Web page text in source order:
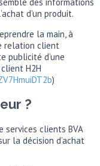
d’un produit.
la main, à
relation client
publicité d’une
H2H
)
?
services clients BVA
la décision d’achat